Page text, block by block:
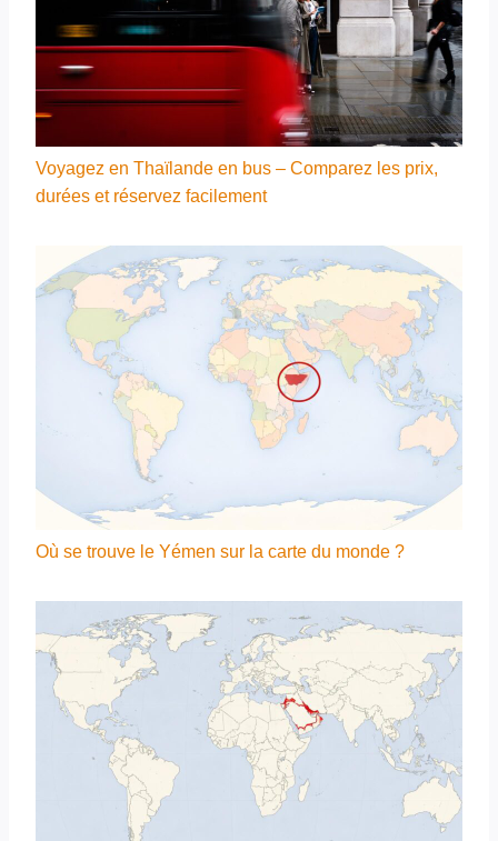
Voyagez en Thaïlande en bus – Comparez les prix,
durées et réservez facilement
Où se trouve le Yémen sur la carte du monde ?